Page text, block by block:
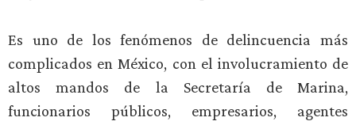
Es uno de los fenómenos de delincuencia más
complicados en México, con el involucramiento de
altos mandos de la Secretaría de Marina,
funcionarios públicos, empresarios, agentes